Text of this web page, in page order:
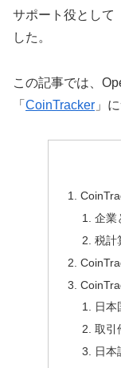
サポート役として
した。
この記事では、
「 CoinTracker 」
企業
税計
日本
取引
日本